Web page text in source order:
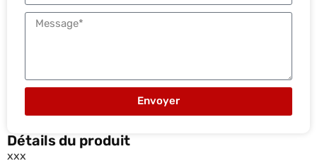
Envoyer
Détails du produit
xxx